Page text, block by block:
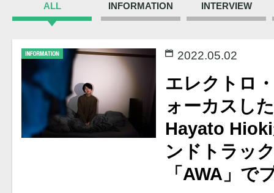
ALL INFORMATION INTERVIEW
2022.05.02
エレクトロ
ォーカスし
Hayato
ンドトラッ
「AWA」で